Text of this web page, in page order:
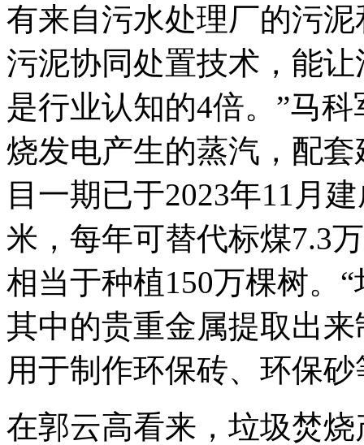
有来自污水处理厂的污
污泥协同处置技术，能
是行业认知的4倍。”马
烧发电产生的蒸汽，配
目一期已于2023年11月
米，每年可替代标煤7.3
相当于种植150万棵树。
其中的贵重金属提取出
用于制作环保砖、环保
在郭云高看来，垃圾焚